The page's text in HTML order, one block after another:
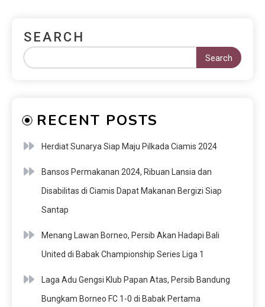
SEARCH
Search
RECENT POSTS
Herdiat Sunarya Siap Maju Pilkada Ciamis 2024
Bansos Permakanan 2024, Ribuan Lansia dan
Disabilitas di Ciamis Dapat Makanan Bergizi Siap
Santap
Menang Lawan Borneo, Persib Akan Hadapi Bali
United di Babak Championship Series Liga 1
Laga Adu Gengsi Klub Papan Atas, Persib Bandung
Bungkam Borneo FC 1-0 di Babak Pertama